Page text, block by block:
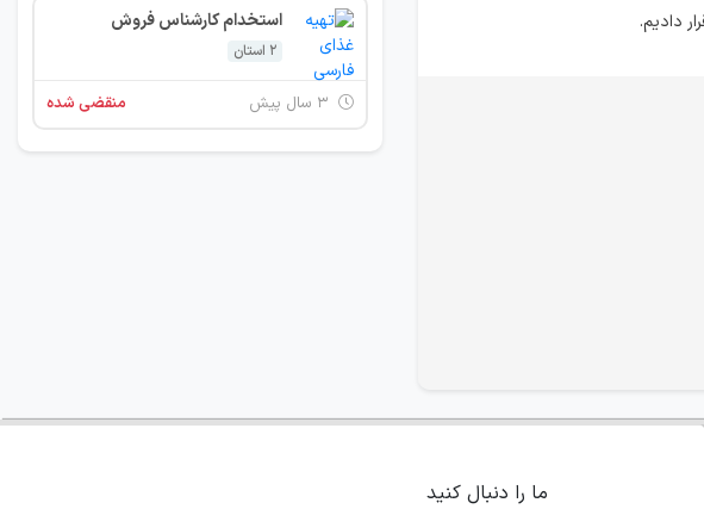
دادیم.
استخدام کارشناس فروش
2 استان
منقضی شده
ما را دنبال کنید